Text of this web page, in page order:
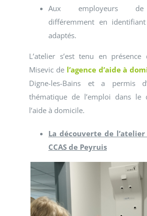
Aux employeurs
différemment en
adaptés.
L’atelier s’est tenu en présence
Misevic de l’agence d’aide à
Digne-les-Bains et a permis
thématique de l’emploi dans le
l’aide à domicile.
La découverte de
CCAS de Peyruis